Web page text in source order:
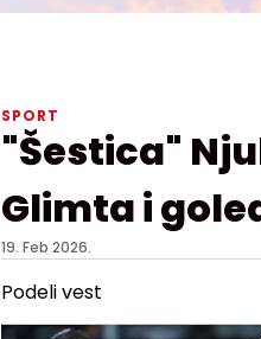
SPORT
"Šestica"
Glimta i
19. Feb 2026.
Podeli vest